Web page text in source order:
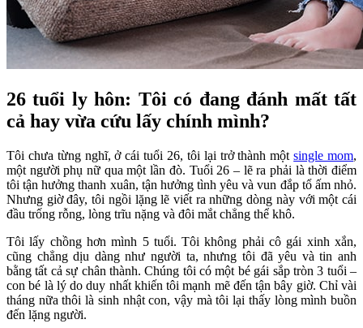
26 tuổi ly hôn: Tôi có đang đánh mất tất
cả hay vừa cứu lấy chính mình?
Tôi chưa từng nghĩ, ở cái tuổi 26, tôi lại trở thành mộtsingle mom,
một người phụ nữ qua một lần đò. Tuổi 26 – lẽ ra phải là thời điểm
tôi tận hưởng thanh xuân, tận hưởng tình yêu và vun đắp tổ ấm nhỏ.
Nhưng giờ đây, tôi ngồi lặng lẽ viết ra những dòng này với một cái
đầu trống rỗng, lòng trĩu nặng và đôi mắt chẳng thể khô.
Tôi lấy chồng hơn mình 5 tuổi. Tôi không phải cô gái xinh xắn,
cũng chẳng dịu dàng như người ta, nhưng tôi đã yêu và tin anh
bằng tất cả sự chân thành. Chúng tôi có một bé gái sắp tròn 3 tuổi –
con bé là lý do duy nhất khiến tôi mạnh mẽ đến tận bây giờ. Chỉ vài
tháng nữa thôi là sinh nhật con, vậy mà tôi lại thấy lòng mình buồn
đến lặng người.